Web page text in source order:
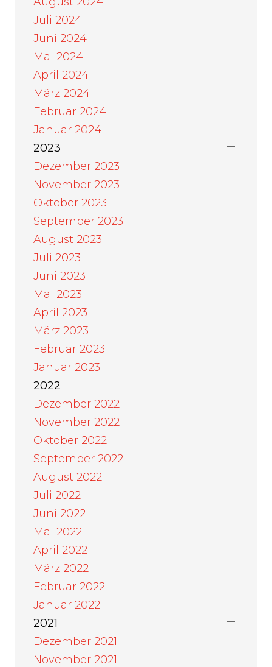
Juli 2024
Juni 2024
Mai 2024
April 2024
März 2024
Februar 2024
Januar 2024
2023
Dezember 2023
November 2023
Oktober 2023
September 2023
August 2023
Juli 2023
Juni 2023
Mai 2023
April 2023
März 2023
Februar 2023
Januar 2023
2022
Dezember 2022
November 2022
Oktober 2022
September 2022
August 2022
Juli 2022
Juni 2022
Mai 2022
April 2022
März 2022
Februar 2022
Januar 2022
2021
Dezember 2021
November 2021